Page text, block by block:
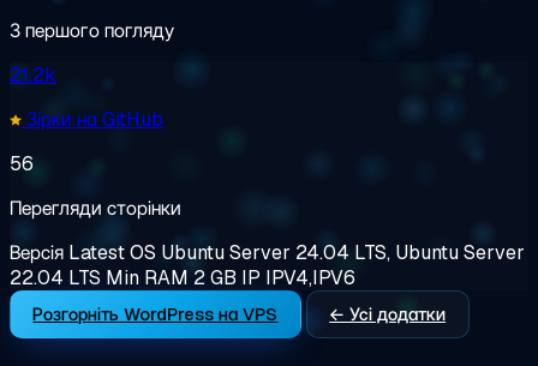
З першого погляду
21.2k
Зірки на GitHub
56
Перегляди сторінки
Версія LatestOS Ubuntu Server 24.04 LTS, Ubuntu Server
22.04 LTS Min RAM 2 GB IP IPV4,IPV6
Розгорніть WordPress на VPS ← Усі додатки